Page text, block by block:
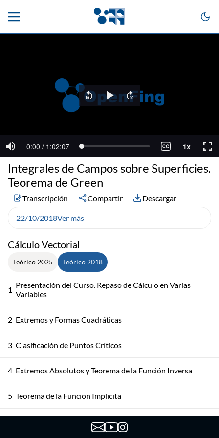
Cálculo Vectorial
Teórico 2025 Teórico 2018
1 Presentación del Curso. Repaso de Cálculo en Varias
Variables
2 Extremos y Formas Cuadráticas
3 Clasificación de Puntos Críticos
4 Extremos Absolutos y Teorema de la Función Inversa
5 Teorema de la Función Implícita
Teorema de la Función Implícita
Integrales de Campos sobre Superficies.
Teorema de Green
Transcripción Compartir Descargar
22/10/2018Ver más